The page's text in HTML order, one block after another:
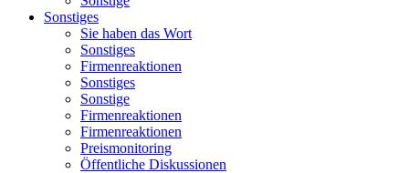
Sonstiges
Sie haben das Wort
Sonstiges
Firmenreaktionen
Sonstiges
Sonstige
Firmenreaktionen
Firmenreaktionen
Preismonitoring
Öffentliche Diskussionen